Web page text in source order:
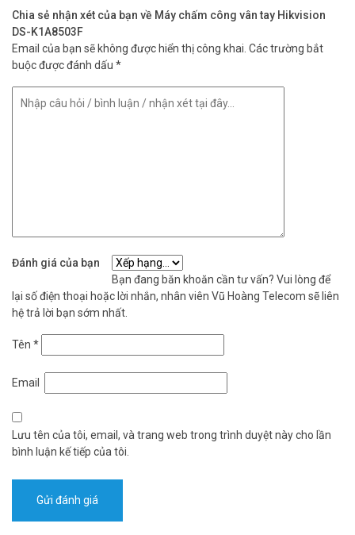
Dây kết nối
Dây cắm nguồn điện
Bộ ốc vít
Sách hướng dẫn sử dụng, lắp ráp và bảo quản thiết bị.
Thông số kỹ thuật máy chấm công vân tay
Hikvision DS-K1A8503F
chấm công.
– Vị trí lắp đặt: Trong nhà
– Nguồn cấp: 5VDC/1A
– Nhiệt độ hoạt động: -10 °C to +55 °C
– Kích thước: 140 mm × 155 mm × 30 mm
– Xuất xứ: Trung Quốc.
– Bảo hành: 24 tháng.
Datasheet Hikvision DS-K1T8003F
Sau khi nhiều doanh nghiệp đã được sử dụng và trải nghiệm về
thiết bị chấm công HIKVISION DS-K1A8503F
Tốc độ nhận dạng và xử lý dấu vân tay, thẻ từ vô cùng nhanh
chóng, chính xác và an toàn
Chia sẻ nhận xét của bạn về Máy chấm công vân tay Hikvision
DS-K1A8503F
Email của bạn sẽ không được hiển thị công khai. Các trường bắt
buộc được đánh dấu *
Đánh giá của bạn
Bạn đang băn khoăn cần tư vấn? Vui lòng để
lại số điện thoại hoặc lời nhắn, nhân viên Vũ Hoàng Telecom sẽ liên
hệ trả lời bạn sớm nhất.
Tên *
Email
Lưu tên của tôi, email, và trang web trong trình duyệt này cho lần
bình luận kế tiếp của tôi.